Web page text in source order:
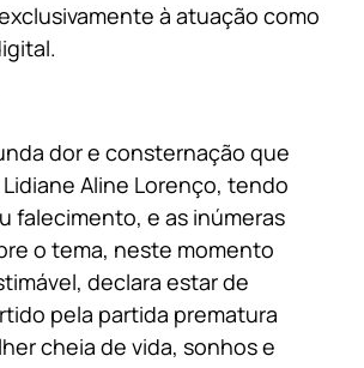
à atuação como
dor e consternação que
Aline Lorenço, tendo
falecimento, e as inúmeras
o tema, neste momento
declara estar de
pela partida prematura
cheia de vida, sonhos e